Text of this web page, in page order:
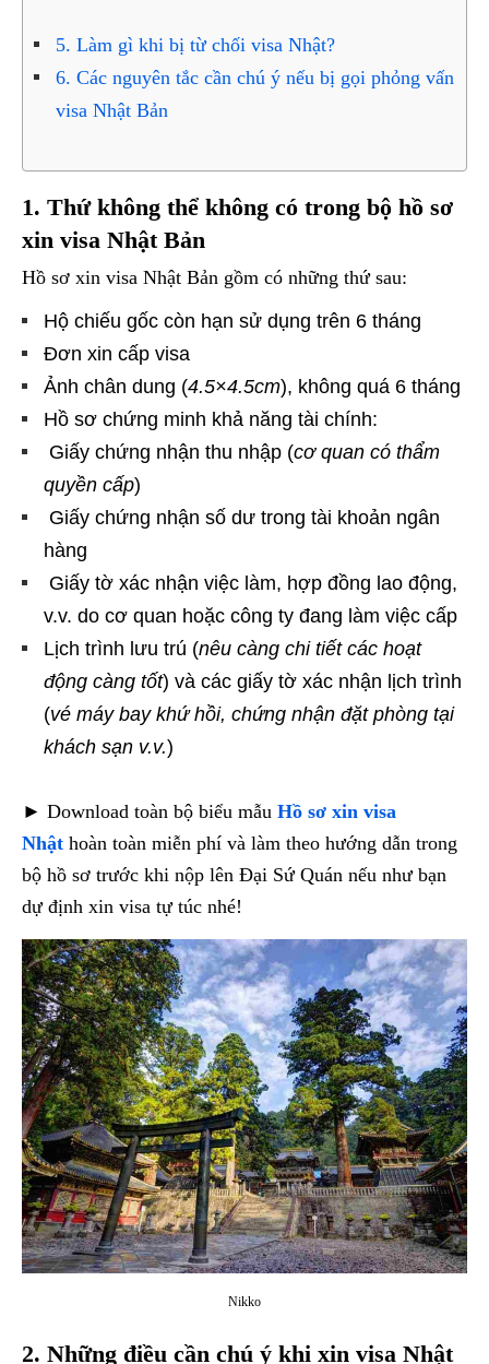
5. Làm gì khi bị từ chối visa Nhật?
6. Các nguyên tắc cần chú ý nếu bị gọi phỏng vấn
visa Nhật Bản
1. Thứ không thể không có trong bộ hồ sơ
xin visa Nhật Bản
Hồ sơ xin visa Nhật Bản gồm có những thứ sau:
Hộ chiếu gốc còn hạn sử dụng trên 6 tháng
Đơn xin cấp visa
Ảnh chân dung (4.5×4.5cm), không quá 6 tháng
Hồ sơ chứng minh khả năng tài chính:
Giấy chứng nhận thu nhập (cơ quan có thẩm
quyền cấp)
Giấy chứng nhận số dư trong tài khoản ngân
hàng
Giấy tờ xác nhận việc làm, hợp đồng lao động,
v.v. do cơ quan hoặc công ty đang làm việc cấp
Lịch trình lưu trú (nêu càng chi tiết các hoạt
động càng tốt) và các giấy tờ xác nhận lịch trình
(vé máy bay khứ hồi, chứng nhận đặt phòng tại
khách sạn v.v.)
► Download toàn bộ biểu mẫu Hồ sơ xin visa
Nhật hoàn toàn miễn phí và làm theo hướng dẫn trong
bộ hồ sơ trước khi nộp lên Đại Sứ Quán nếu như bạn
dự định xin visa tự túc nhé!
Nikko
2. Những điều cần chú ý khi xin visa Nhật